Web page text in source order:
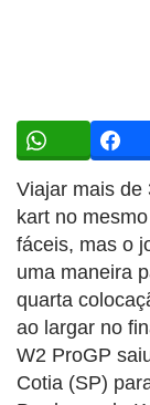
Viajar mais de
kart no
fáceis, mas o
uma maneira
quarta
ao largar no
W2 ProGP
Cotia (SP)